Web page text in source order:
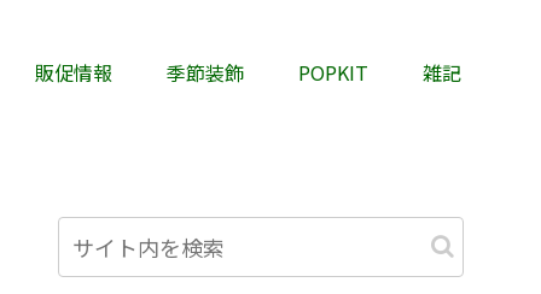
販促情報 季節装飾 POPKIT 雑記